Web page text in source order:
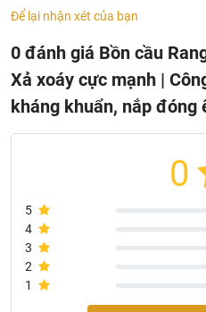
1 khối RANGOSRG-8088B
tế, công nghệ xả tiên tiến và
không chỉ mang lại sự tiện
đẳng cấp cho phòng tắm hiện
Để lại nhận xét của bạn
0 đánh giá Bồn cầu
Xả xoáy cực mạnh |
kháng khuẩn, nắp đóng
0
5
4
3
2
1